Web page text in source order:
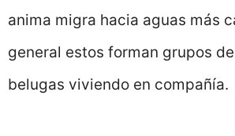
anima migra hacia aguas más
general estos forman grupos
belugas viviendo en compañía.